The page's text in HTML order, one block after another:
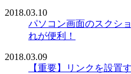
2018.03.10
パソコン画面のスクシ
れが便利！
2018.03.09
【重要】リンクを設置